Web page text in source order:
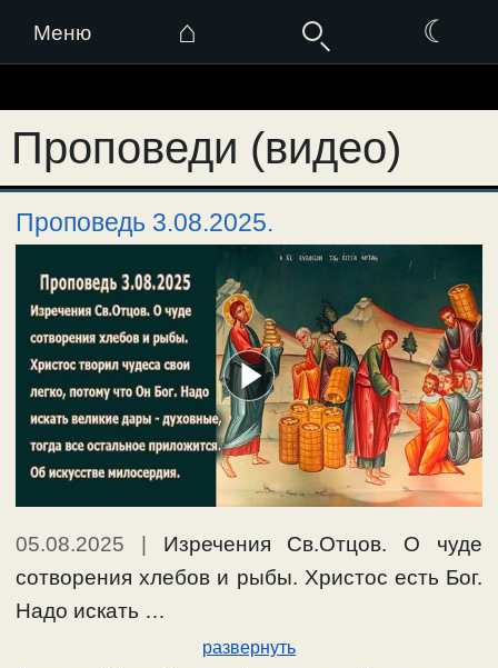
Меню ⌂ ☾
к
содержимому
Проповеди (видео)
Проповедь 3.08.2025.
05.08.2025 | Изречения Св.Отцов. О чуде
сотворения хлебов и рыбы. Христос есть Бог.
Надо искать …
развернуть